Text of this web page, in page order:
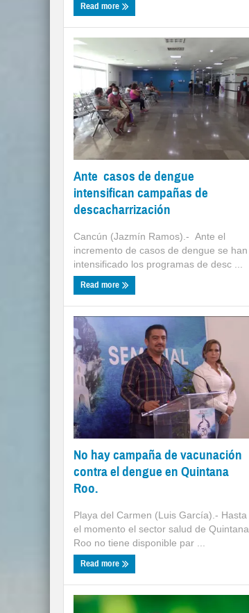
Read more
Ante casos de dengue
intensifican campañas de
descacharrización
Cancún (Jazmín Ramos).- Ante el
incremento de casos de dengue se han
intensificado los programas de desc ...
Read more
No hay campaña de vacunación
contra el dengue en Quintana
Roo.
Playa del Carmen (Luis García).- Hasta
el momento el sector salud de Quintana
Roo no tiene disponible par ...
Read more